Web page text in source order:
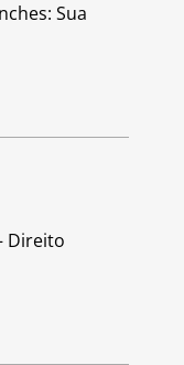
Sua
Direito